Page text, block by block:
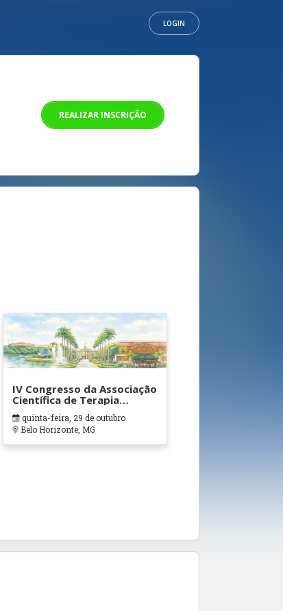
LOGIN
REALIZAR INSCRIÇÃO
IV Congresso da Associação
Científica de Terapia
Ocupacional em Contextos
Hospitalares e Cuidados
Paliativos - ATOHOSP
quinta-feira, 29 de outubro
Belo Horizonte, MG